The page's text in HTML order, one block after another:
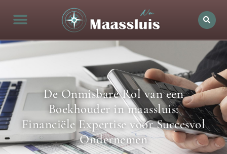
De Onmisbare Rol van een
Boekhouder in maassluis:
Financiële Expertise voor Succesvol
Ondernemen